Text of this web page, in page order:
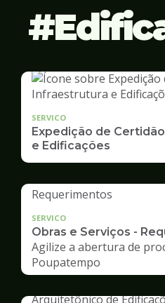
SERVICO
Expedição de
e Edificações
SERVICO
Obras e Serviços -
Agilize a abertura de
Poupatempo